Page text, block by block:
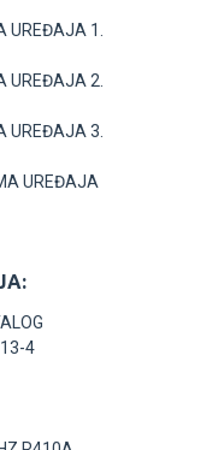
UREĐAJA 1.
UREĐAJA 2.
UREĐAJA 3.
UREĐAJA
4